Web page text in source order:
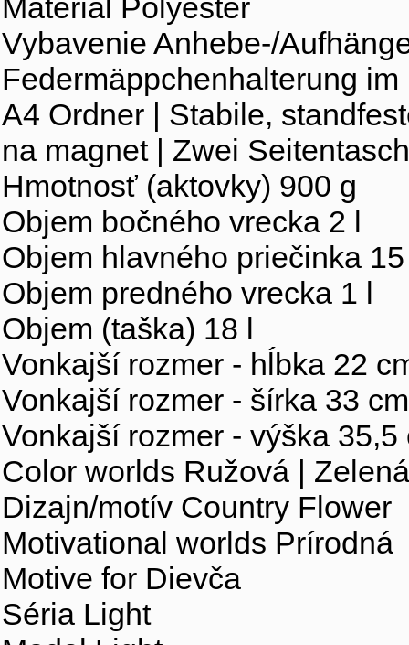
Materiál Polyester
Vybavenie Anhebe-/
Federmäppchenhalterung
A4 Ordner | Stabile,
na magnet | Zwei
Hmotnosť (aktovky) 900 g
Objem bočného vrecka 2 l
Objem hlavného priečinka
Objem predného vrecka 1 l
Objem (taška) 18 l
Vonkajší rozmer - hĺbka 22
Vonkajší rozmer - šírka 33 cm
Vonkajší rozmer - výška 35,5
Color worlds Ružová | Zelená
Dizajn/motív Country Flower
Motivational worlds Prírodná
Motive for Dievča
Séria Light